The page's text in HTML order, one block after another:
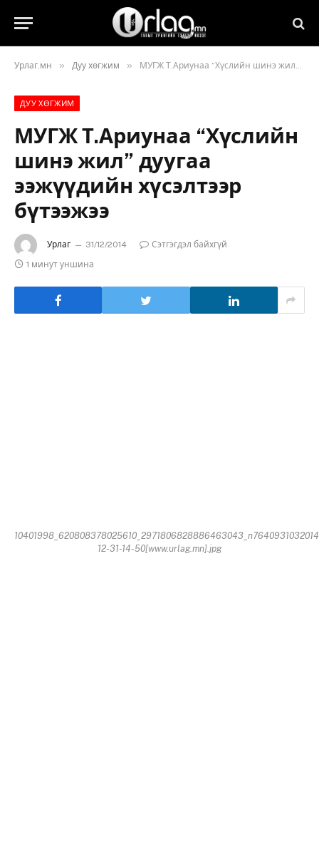
Урлаг.мн » Дуу хөгжим » МУГЖ Т.Ариунаа “Хүслийн шинэ жил” дуугаа ээжүүдийн хүсэлтээр бүтээжээ
ДУУ ХӨГЖИМ
МУГЖ Т.Ариунаа “Хүслийн
шинэ жил” дуугаа
ээжүүдийн хүсэлтээр
бүтээжээ
Урлаг 31/12/2014
Сэтгэгдэл байхгүй
1 минут уншина
12-31-14-50[www.urlag.mn].jpg